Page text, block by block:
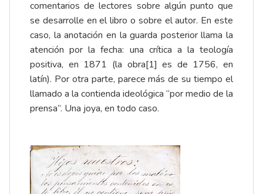
comentarios de lectores sobre algún punto que
se desarrolle en el libro o sobre el autor. En este
caso, la anotación en la guarda posterior llama la
atención por la fecha: una crítica a la teología
positiva, en 1871 (la obra[1] es de 1756, en
latín). Por otra parte, parece más de su tiempo el
llamado a la contienda ideológica “por medio de la
prensa”. Una joya, en todo caso.